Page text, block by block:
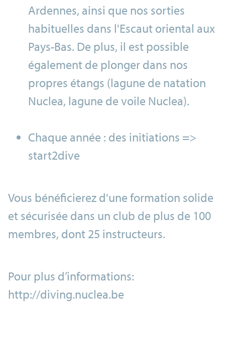
Ardennes, ainsi que nos sorties
habituelles dans l'Escaut oriental aux
Pays-Bas. De plus, il est possible
également de plonger dans nos
propres étangs (lagune de natation
Nuclea, lagune de voile Nuclea).
Chaque année : des initiations =>
start2dive
Vous bénéficierez d'une formation solide
et sécurisée dans un club de plus de 100
membres, dont 25 instructeurs.
Pour plus d’informations:
http://diving.nuclea.be